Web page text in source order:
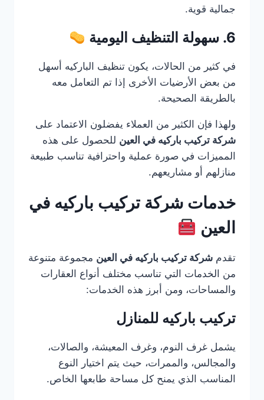
جمالية قوية.
6. سهولة التنظيف اليومية
في كثير من الحالات، يكون تنظيف الباركيه أسهل
من بعض الأرضيات الأخرى إذا تم التعامل معه
بالطريقة الصحيحة.
ولهذا فإن الكثير من العملاء يفضلون الاعتماد على
شركة تركيب باركيه في العين للحصول على هذه
المميزات في صورة عملية واحترافية تناسب طبيعة
منازلهم أو مشاريعهم.
خدمات شركة تركيب باركيه في
العين
تقدم شركة تركيب باركيه في العين مجموعة متنوعة
من الخدمات التي تناسب مختلف أنواع العقارات
والمساحات، ومن أبرز هذه الخدمات:
تركيب باركيه للمنازل
يشمل غرف النوم، وغرف المعيشة، والصالات،
والمجالس، والممرات، حيث يتم اختيار النوع
المناسب الذي يمنح كل مساحة طابعها الخاص.